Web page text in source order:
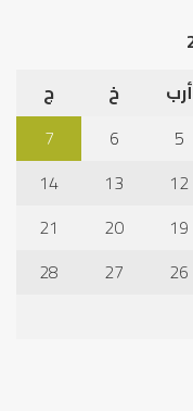
أرب خ
ج
5
6
7
12
13
14
19
20
21
26
27
28